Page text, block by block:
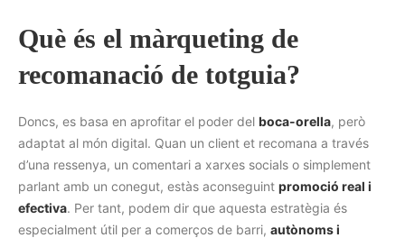
Què és el màrqueting de
recomanació de totguia?
Doncs, es basa en aprofitar el poder del boca-orella, però
adaptat al món digital. Quan un client et recomana a través
d’una ressenya, un comentari a xarxes socials o simplement
parlant amb un conegut, estàs aconseguint promoció real i
efectiva. Per tant, podem dir que aquesta estratègia és
especialment útil per a comerços de barri, autònoms i